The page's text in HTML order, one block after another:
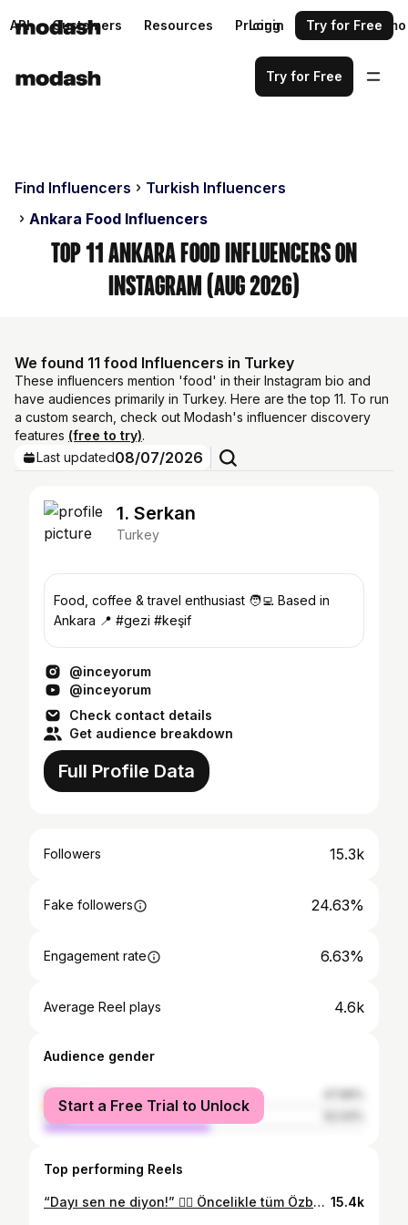
API Customers Resources Pricing Request a demo
Login Try for Free
Try for Free
Find Influencers
Turkish Influencers
Ankara Food Influencers
Top 11 Ankara Food Influencers on
Instagram (Aug 2026)
We found 11 food Influencers in Turkey
These influencers mention 'food' in their Instagram bio and
have audiences primarily in Turkey. Here are the top 11. To run
a custom search, check out Modash's influencer discovery
features (free to try).
Last updated08/07/2026
1. Serkan
Turkey
Food, coffee & travel enthusiast 🧑‍💻 Based in
Ankara 📍 #gezi #keşif
@inceyorum
@inceyorum
Check contact details
Get audience breakdown
Full Profile Data
Followers 15.3k
Fake followers 24.63%
Engagement rate 6.63%
Average Reel plays 4.6k
Audience gender
female
male
Start a Free Trial to Unlock
Top performing Reels
“Dayı sen ne diyon!” 🤦‍♂️ Öncelikle tüm Özbek halkını tenzih ediyorum. 8 gün boyunca böyle densiz bir soru ve tavırla bir kez karşılaştım o da bu, herkesin bu toprakları gezmesini mutlaka hatırlatıyorum :) Dayı önce ceviz yiyin diyor yok teşekkür ediyorum, sonra sorusını yöneltiyor. Cevabı beğenmeyince hafiften sinir oluyor. Yuvamızdan binlerce kilometre uzakta dahi olsak Atatürk ismi tüm gericileri halen titretiyor. Bu nasıl bir büyüklüktür ❤️💚 #özbekistan #yurtdışı #keşfet 15.4k